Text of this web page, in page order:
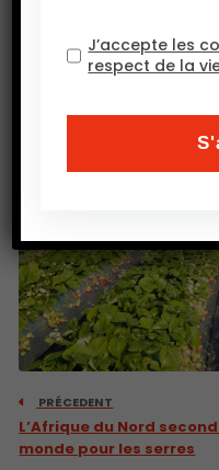
PRÉCEDENT
L’Afrique du Nord
monde pour les serres
J’accepte les
respect de la